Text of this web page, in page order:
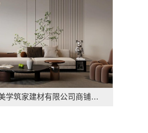
湖南美学筑家建材有限公司商铺装修，本地装修